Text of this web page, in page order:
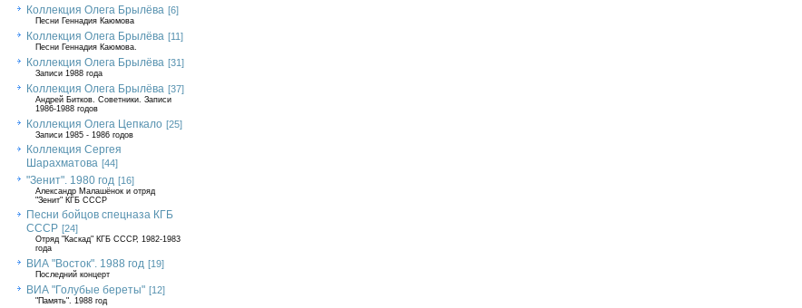
Коллекция Олега Брылёва [6]
Песни Геннадия Каюмова
Коллекция Олега Брылёва [11]
Песни Геннадия Каюмова.
Коллекция Олега Брылёва [31]
Записи 1988 года
Коллекция Олега Брылёва [37]
Андрей Битков. Советники. Записи
1986-1988 годов
Коллекция Олега Цепкало [25]
Записи 1985 - 1986 годов
Коллекция Сергея
Шарахматова [44]
"Зенит". 1980 год [16]
Александр Малашёнок и отряд
"Зенит" КГБ СССР
Песни бойцов спецназа КГБ
СССР [24]
Отряд "Каскад" КГБ СССР, 1982-1983
года
ВИА "Восток". 1988 год [19]
Последний концерт
ВИА "Голубые береты" [12]
"Память". 1988 год